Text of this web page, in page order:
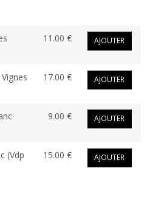
11.00 € AJOUTER
17.00 € AJOUTER
9.00 € AJOUTER
(Vdp
15.00 € AJOUTER